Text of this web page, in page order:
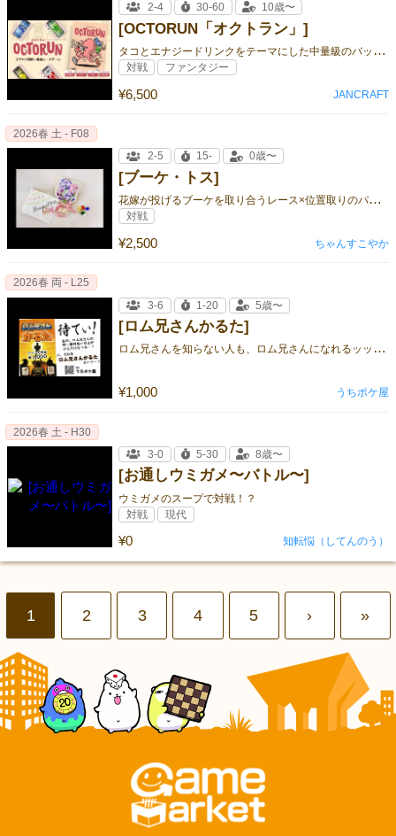
[OCTORUN「オクトラン」]
タ
コとエナジードリンクをテーマにした中量級のバッティングレースゲーム！
¥6,500
2-4 30-60 10歳〜
対戦 ファンタジー
JANCRAFT
[ブーケ・トス]
花
嫁が投げるブーケを取り合うレース×位置取りのパーティーゲーム💐
¥2,500
2026春 土 - F08
2-5
15- 0歳〜
対戦
ちゃんすこやか
[ロム兄さんかるた]
ロ
ム兄さんを知らない人も、ロム兄さんになれるッッッ！！！
¥1,000
2026春 両 - L25
3-6
1-20 5歳〜
うちポケ屋
[お通しウミガメ〜バトル〜]
ウミガメのスープで対戦！？
¥0
2026春 土 - H30
3-0
5-30 8歳〜
対戦 現代
知転悩（してんのう）
1 2 3 4 5 › »